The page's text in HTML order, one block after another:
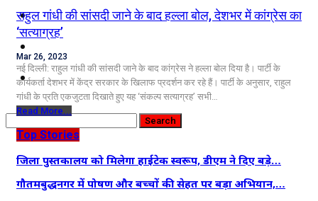
कृषि
विज्ञान तकनीकी
राहुल गांधी की सांसदी जाने के बाद हल्ला बोल, देशभर में कांग्रेस का
‘सत्याग्रह’
Mar 26, 2023
नई दिल्ली: राहुल गांधी की सांसदी जाने के बाद कांग्रेस ने हल्ला बोल दिया है। पार्टी के
कार्यकर्ता देशभर में केंद्र सरकार के खिलाफ प्रदर्शन कर रहे हैं। पार्टी के अनुसार, राहुल
गांधी के प्रति एकजुटता दिखाते हुए यह ‘संकल्प सत्याग्रह’ सभी…
Read More...
Top Stories
जिला पुस्तकालय को मिलेगा हाईटेक स्वरूप, डीएम ने दिए बड़े…
गौतमबुद्धनगर में पोषण और बच्चों की सेहत पर बड़ा अभियान,…